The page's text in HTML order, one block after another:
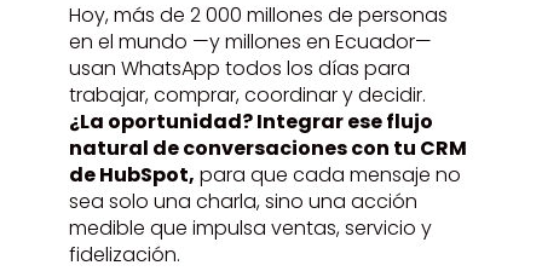
Hoy, más de 2 000 millones de personas
en el mundo —y millones en Ecuador—
usan WhatsApp todos los días para
trabajar, comprar, coordinar y decidir.
¿La oportunidad? Integrar ese flujo
natural de conversaciones con tu CRM
de HubSpot, para que cada mensaje no
sea solo una charla, sino una acción
medible que impulsa ventas, servicio y
fidelización.